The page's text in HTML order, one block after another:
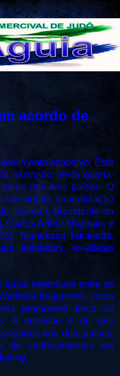
acordo de
esportivo. Este
assinado nesta quarta-
dos dois países. O
em virtude da realização
reuniu o presidente do
Carlos Arthur Nuzman, e
Tsunekazu Takaneda,
entidades, ex-atletas
laços esportivos entre os
frequentes, como
promoverá troca de
A previsão é de que
nos dois países,
de conhecimentos em